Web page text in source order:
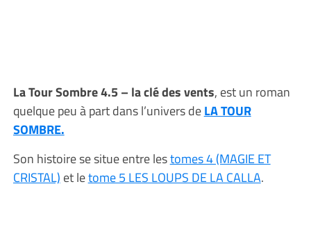
La Tour Sombre 4.5 – la clé des vents, est un roman
quelque peu à part dans l’univers deLA TOUR
SOMBRE.
Son histoire se situe entre lestomes 4 (MAGIE ET
CRISTAL) et letome 5 LES LOUPS DE LA CALLA.